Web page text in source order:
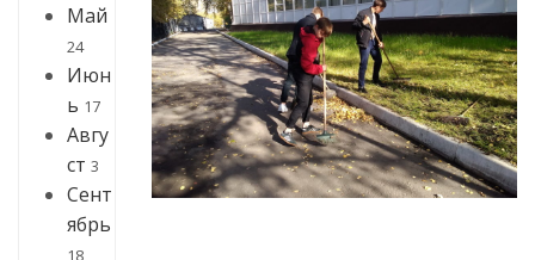
Май
24
Июн
ь 17
Авгу
ст 3
Сент
ябрь
18